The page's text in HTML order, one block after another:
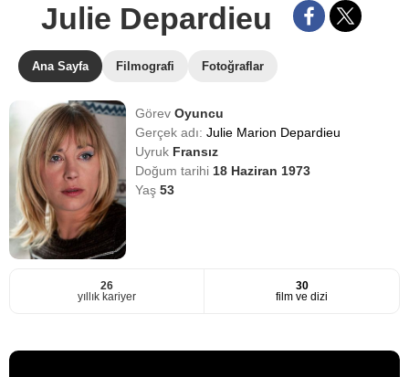
Julie Depardieu
Ana Sayfa Filmografi Fotoğraflar
GörevOyuncu
Gerçek adı:Julie Marion Depardieu
Uyruk Fransız
Doğum tarihi 18 Haziran 1973
Yaş53
26
yıllık kariyer
30
film ve dizi